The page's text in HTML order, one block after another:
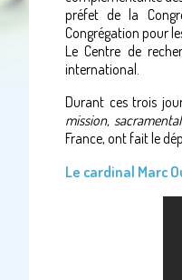
préfet de la
Congrégation pour
Le Centre de
international.
Durant ces trois
mission,
France, ont fait le
Le cardinal Marc